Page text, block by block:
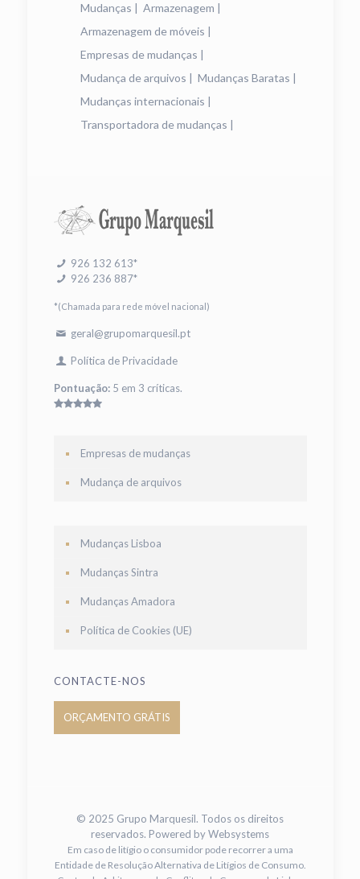
Mudanças | Armazenagem |
Armazenagem de móveis |
Empresas de mudanças |
Mudança de arquivos | Mudanças Baratas |
Mudanças internacionais |
Transportadora de mudanças |
926 132 613*
926 236 887*
*(Chamada para rede móvel nacional)
geral@grupomarquesil.pt
Política de Privacidade
Pontuação:5 em 3 críticas.
Empresas de mudanças
Mudança de arquivos
Mudanças Lisboa
Mudanças Sintra
Mudanças Amadora
Política de Cookies (UE)
CONTACTE-NOS
ORÇAMENTO GRÁTIS
© 2025 Grupo Marquesil. Todos os direitos
reservados. Powered byWebsystems
Em caso de litígio o consumidor pode recorrer a uma
Entidade de Resolução Alternativa de Litígios de Consumo.